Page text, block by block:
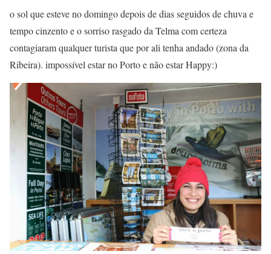
o sol que esteve no domingo depois de dias seguidos de chuva e
tempo cinzento e o sorriso rasgado da Telma com certeza
contagiaram qualquer turista que por ali tenha andado (zona da
Ribeira). impossível estar no Porto e não estar Happy:)